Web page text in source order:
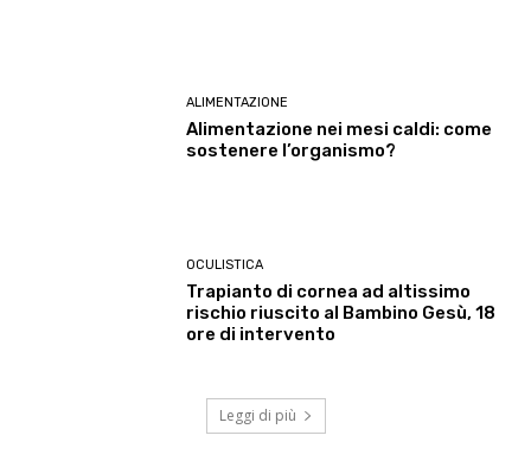
ALIMENTAZIONE
Alimentazione nei mesi caldi: come
sostenere l’organismo?
OCULISTICA
Trapianto di cornea ad altissimo
rischio riuscito al Bambino Gesù, 18
ore di intervento
Leggi di più